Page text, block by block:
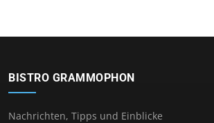
BISTRO GRAMMOPHON
Nachrichten, Tipps und Einblicke